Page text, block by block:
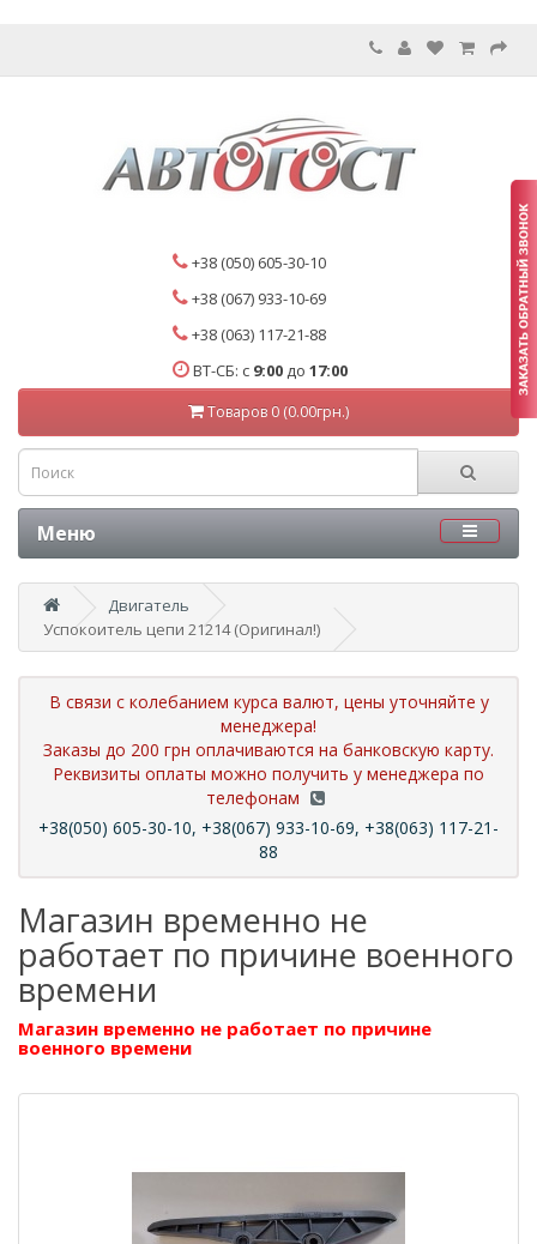
+38 (050) 605-30-10
+38 (067) 933-10-69
+38 (063) 117-21-88
ВТ-СБ: с 9:00 до 17:00
Товаров 0 (0.00грн.)
Меню
Двигатель
Успокоитель цепи 21214 (Оригинал!)
В связи с колебанием курса валют, цены уточняйте у
менеджера!
Заказы до 200 грн оплачиваются на банковскую карту.
Реквизиты оплаты можно получить у менеджера по
телефонам
+38(050) 605-30-10, +38(067) 933-10-69, +38(063) 117-21-
88
Магазин временно не
работает по причине военного
времени
Магазин временно не работает по причине
военного времени